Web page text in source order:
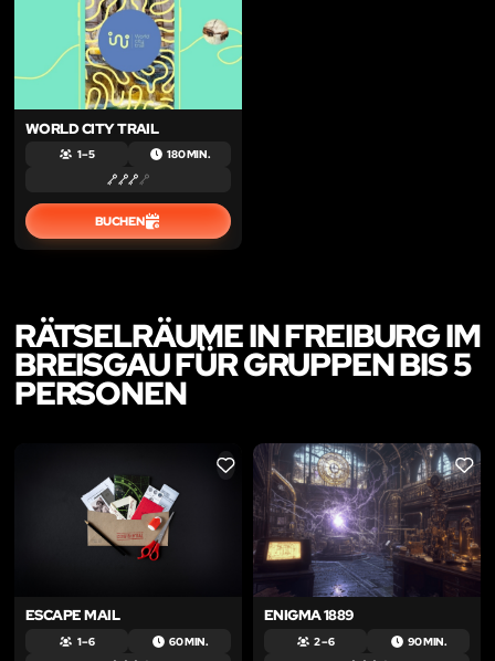
WORLD CITY TRAIL
1 – 5 180 MIN.
BUCHEN
RÄTSELRÄUME IN FREIBURG IM
BREISGAU FÜR GRUPPEN BIS 5
PERSONEN
LIKE
ESCAPE MAIL
1 – 6 60 MIN.
LIKE
ENIGMA 1889
2 – 6 90 MIN.